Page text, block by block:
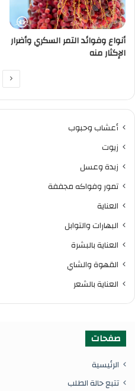
أنواع وفوائد التمر السكري وأضرار
الإكثار منه
أعشاب وحبوب
زيوت
زبدة وعسل
تمور وفواكه مجففة
العناية
البهارات والتوابل
العناية بالبشرة
القهوة والشاي
العناية بالشعر
صفحات
الرئيسية
تتبع حالة الطلب